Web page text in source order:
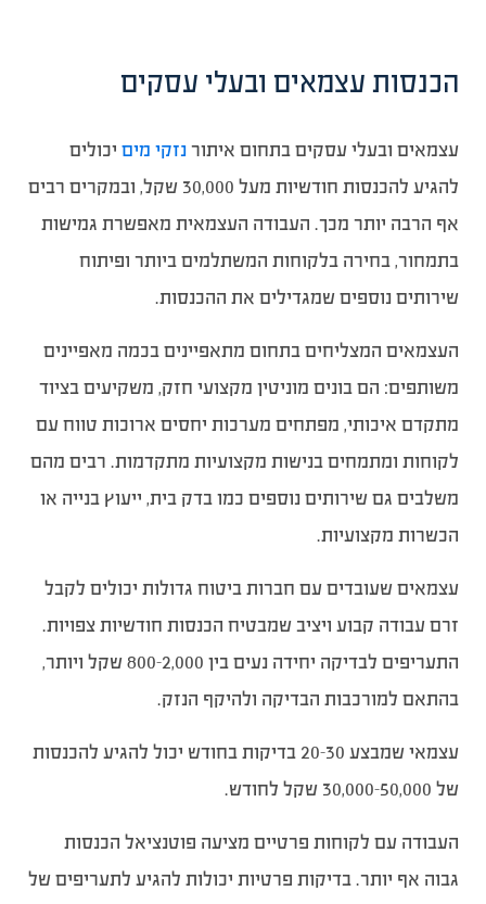
הכנסות עצמאים ובעלי עסקים
עצמאים ובעלי עסקים בתחום איתורנזקי מים יכולים
להגיע להכנסות חודשיות מעל 30,000 שקל, ובמקרים רבים
אף הרבה יותר מכך. העבודה העצמאית מאפשרת גמישות
בתמחור, בחירה בלקוחות המשתלמים ביותר ופיתוח
שירותים נוספים שמגדילים את ההכנסות.
העצמאים המצליחים בתחום מתאפיינים בכמה מאפיינים
משותפים: הם בונים מוניטין מקצועי חזק, משקיעים בציוד
מתקדם איכותי, מפתחים מערכות יחסים ארוכות טווח עם
לקוחות ומתמחים בנישות מקצועיות מתקדמות. רבים מהם
משלבים גם שירותים נוספים כמו בדק בית, ייעוץ בנייה או
הכשרות מקצועיות.
עצמאים שעובדים עם חברות ביטוח גדולות יכולים לקבל
זרם עבודה קבוע ויציב שמבטיח הכנסות חודשיות צפויות.
התעריפים לבדיקה יחידה נעים בין 800-2,000 שקל ויותר,
בהתאם למורכבות הבדיקה ולהיקף הנזק.
עצמאי שמבצע 20-30 בדיקות בחודש יכול להגיע להכנסות
של 30,000-50,000 שקל לחודש.
העבודה עם לקוחות פרטיים מציעה פוטנציאל הכנסות
גבוה אף יותר. בדיקות פרטיות יכולות להגיע לתעריפים של